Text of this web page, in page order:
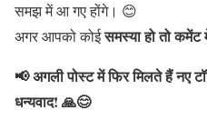
समझ में आ गए होंगे। 😊
अगर आपको कोईसमस्या हो तो
📢 अगली पोस्ट में फिर मिलते हैं नए
धन्यवाद! 🙏😊